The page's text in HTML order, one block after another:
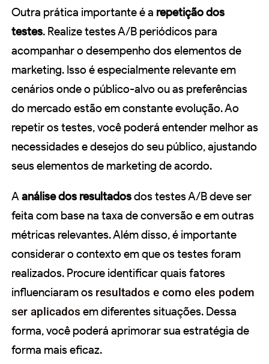
Outra prática importante é a repetição dos
testes. Realize testes A/B periódicos para
acompanhar o desempenho dos elementos de
marketing. Isso é especialmente relevante em
cenários onde o público-alvo ou as preferências
do mercado estão em constante evolução. Ao
repetir os testes, você poderá entender melhor as
necessidades e desejos do seu público, ajustando
seus elementos de marketing de acordo.
Aanálise dos resultadosdos testes A/B deve ser
feita com base na taxa de conversão e em outras
métricas relevantes. Além disso, é importante
considerar o contexto em que os testes foram
realizados. Procure identificar quais fatores
influenciaram os resultados e como eles podem
ser aplicados em diferentes situações. Dessa
forma, você poderá aprimorar sua estratégia de
forma mais eficaz.